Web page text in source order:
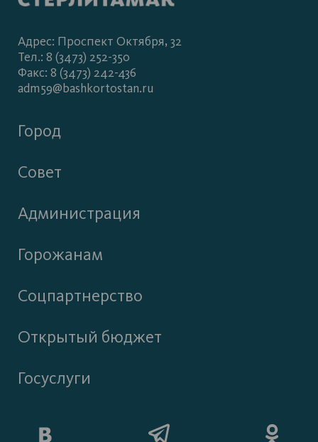
Адрес: Проспект Октября, 32
Тел.: 8 (3473) 252-350
Факс: 8 (3473) 242-436
adm59@bashkortostan.ru
Город
Совет
Администрация
Горожанам
Соцпартнерство
Открытый бюджет
Госуслуги